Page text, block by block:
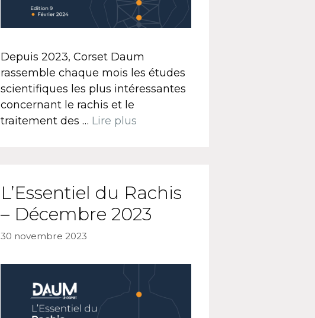
Depuis 2023, Corset Daum
rassemble chaque mois les études
scientifiques les plus intéressantes
concernant le rachis et le
traitement des … Lire plus
L’Essentiel du Rachis
– Décembre 2023
30 novembre 2023